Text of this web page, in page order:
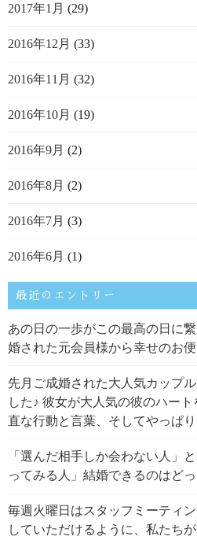
2017年1月 (29)
2016年12月 (33)
2016年11月 (32)
2016年10月 (19)
2016年9月 (2)
2016年8月 (2)
2016年7月 (3)
2016年6月 (1)
最近のエントリー
あの日の一歩がこの最高の日に
婚された元会員様から幸せのお
先月ご成婚された大人気カップ
した♪ 彼女が大人気の彼のハー
直な行動と言葉、そしてやっぱ
「選んだ相手しか会わない人」
ってみる人」結婚できるのはどっ
毎週火曜日はスタッフミーティ
していただけるように、私たち